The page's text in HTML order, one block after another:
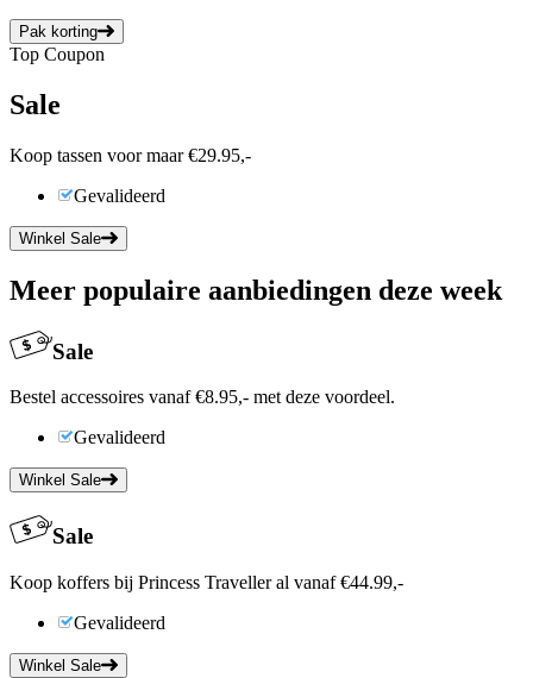
Pak korting
Top Coupon
Sale
Koop tassen voor maar €29.95,-
Gevalideerd
Winkel Sale
Meer populaire aanbiedingen deze week
Sale
Bestel accessoires vanaf €8.95,- met deze voordeel.
Gevalideerd
Winkel Sale
Sale
Koop koffers bij Princess Traveller al vanaf €44.99,-
Gevalideerd
Winkel Sale